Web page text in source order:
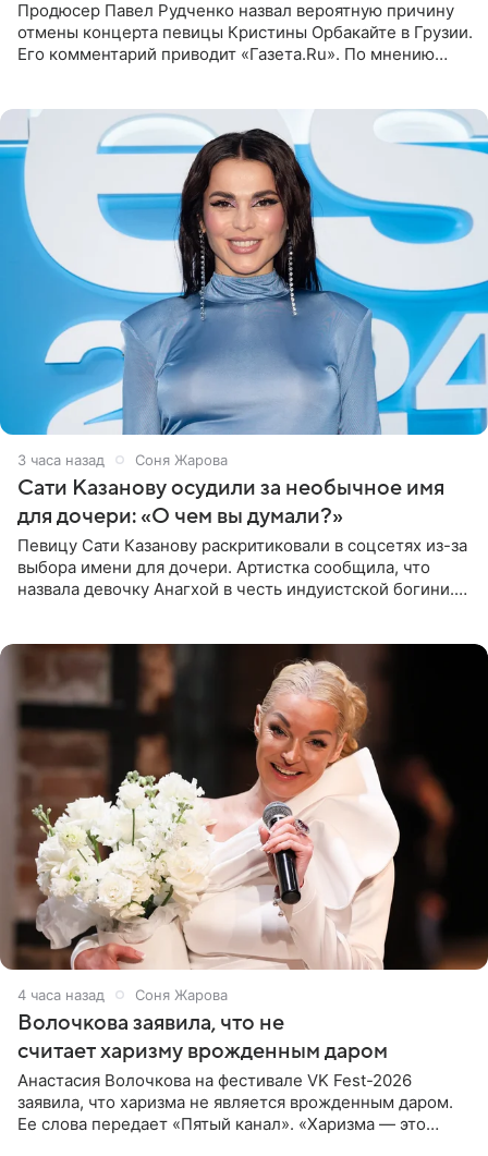
Продюсер Павел Рудченко назвал вероятную причину
отмены концерта певицы Кристины Орбакайте в Грузии.
Его комментарий приводит «Газета.Ru». По мнению
3 часа назад Соня Жарова
Сати Казанову осудили за необычное имя
для дочери: «О чем вы думали?»
Певицу Сати Казанову раскритиковали в соцсетях из-за
выбора имени для дочери. Артистка сообщила, что
назвала девочку Анагхой в честь индуистской богини.
4 часа назад Соня Жарова
Волочкова заявила, что не
считает харизму врожденным даром
Анастасия Волочкова на фестивале VK Fest-2026
заявила, что харизма не является врожденным даром.
Ее слова передает «Пятый канал». «Харизма — это